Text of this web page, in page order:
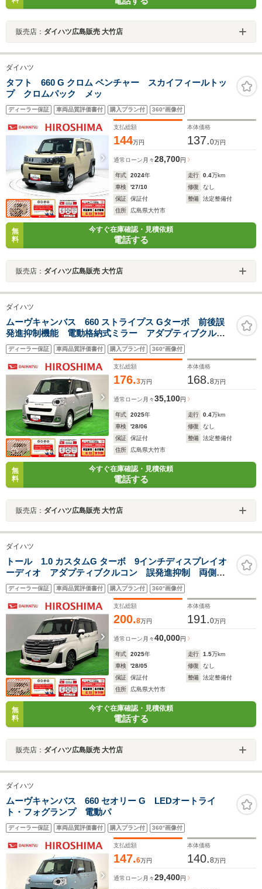
販売店： ダイハツ広島販売 大竹店
ダイハツ
タフト 660 G クロム ベンチャー スカイフィールトッ
プ クロムパック メッ
ディーラー保証 車両品質評価書付 購入プラン付 360°画像付
支払総額
144万円
本体価格
137.0万円
通常ローン 月々28,700円
年式 2024年 走行 0.4万km
車検
'27/10 修復
なし
保証
保証付 整備
法定整備付
住所
広島県大竹市
無
料
今すぐ在庫確認・見積依頼
電話する
販売店： ダイハツ広島販売 大竹店
ダイハツ
ムーヴキャンバス 660 ストライプス Gターボ 前後誤
発進抑制機能 電動格納式ミラー アダプティブクルコ
ン エコアイドル 車線逸脱警報 ターボ車 シートヒ
ータ バックカメラ スマートキー キーフリー オー
トマチックハイビーム セキュリティアラーム
ディーラー保証 車両品質評価書付 購入プラン付 360°画像付
支払総額
176.3万円
本体価格
168.8万円
通常ローン 月々35,100円
年式 2025年 走行 0.4万km
車検
'28/06 修復
なし
保証
保証付 整備
法定整備付
住所
広島県大竹市
無
料
今すぐ在庫確認・見積依頼
電話する
販売店： ダイハツ広島販売 大竹店
ダイハツ
トール 1.0 カスタムG ターボ 9インチディスプレイオ
ーディオ アダプティブクルコン 誤発進抑制 両側オ
ートスライドドア バックカメラ付き LEDヘッドラン
プ Bluetooth接続 電動格納ドアミラー ターボ アル
ミ TV
ディーラー保証 車両品質評価書付 購入プラン付 360°画像付
支払総額
200.8万円
本体価格
191.0万円
通常ローン 月々40,000円
年式 2025年 走行 1.5万km
車検
'28/05 修復
なし
保証
保証付 整備
法定整備付
住所
広島県大竹市
無
料
今すぐ在庫確認・見積依頼
電話する
販売店： ダイハツ広島販売 大竹店
ダイハツ
ムーヴキャンバス 660 セオリー G LEDオートライ
ト・フォグランプ 電動パ
ディーラー保証 車両品質評価書付 購入プラン付 360°画像付
支払総額
147.6万円
本体価格
140.8万円
通常ローン 月々29,400円